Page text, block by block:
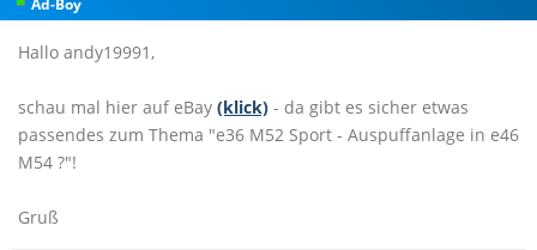
Ad-Boy
Hallo andy19991,
schau mal hier auf eBay (klick) - da gibt es sicher etwas
passendes zum Thema "e36 M52 Sport - Auspuffanlage in e46
M54 ?"!
Gruß